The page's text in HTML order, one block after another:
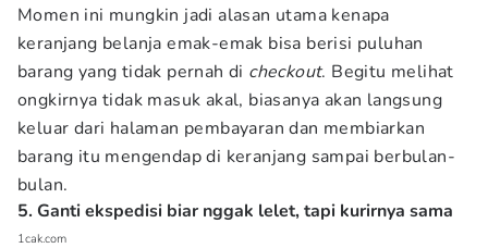
Momen ini mungkin jadi alasan utama kenapa
keranjang belanja emak-emak bisa berisi puluhan
barang yang tidak pernah di checkout. Begitu melihat
ongkirnya tidak masuk akal, biasanya akan langsung
keluar dari halaman pembayaran dan membiarkan
barang itu mengendap di keranjang sampai berbulan-
bulan.
5. Ganti ekspedisi biar nggak lelet, tapi kurirnya sama
1cak.com